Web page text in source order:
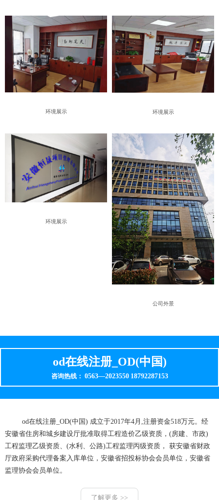
环境展示 环境展示
环境展示
公司外景
od在线注册_OD(中国)
咨询热线： 0563—2023550 18792287153
od在线注册_OD(中国) 成立于2017年4月,注册资金518万元。经
安徽省住房和城乡建设厅批准取得工程造价乙级资质，(房建、市政)
工程监理乙级资质、(水利、公路)工程监理丙级资质， 获安徽省财政
厅政府采购代理备案入库单位，安徽省招投标协会会员单位，安徽省
监理协会会员单位。
了解更多 >>